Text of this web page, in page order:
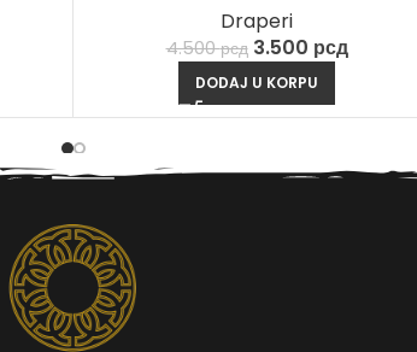
Draperi
4.500рсд 3.500 рсд
DODAJ U KORPU